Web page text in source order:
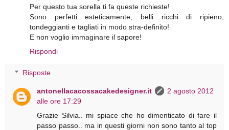
Per questo tua sorella ti fa queste richieste!
Sono perfetti esteticamente, belli ricchi di ripieno,
tondeggianti e tagliati in modo stra-definito!
E non voglio immaginare il sapore!
Rispondi
Risposte
antonellacacossacakedesigner.it
2 agosto 2012
alle ore 17:29
Grazie Silvia.. mi spiace che ho dimenticato di fare il
passo passo.. ma in questi giorni non sono tanto al top